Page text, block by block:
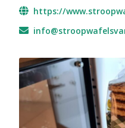
https://